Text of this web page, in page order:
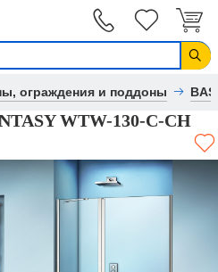
ограждения и поддоны BAS
WTW-130-C-CH